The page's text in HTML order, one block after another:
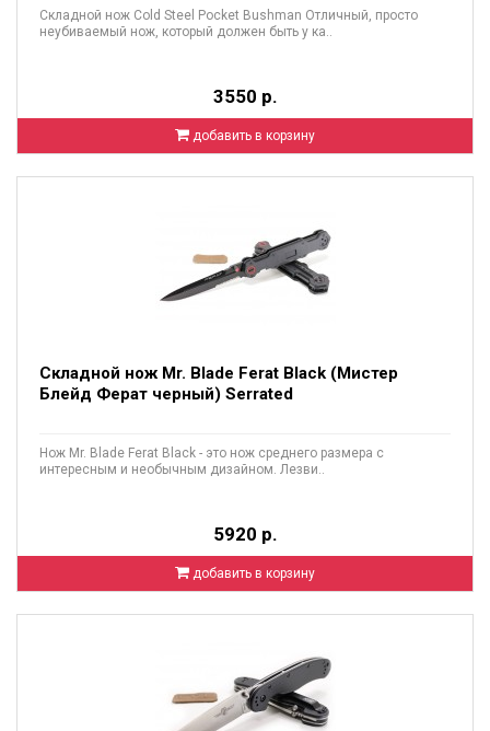
Складной нож Cold Steel Pocket Bushman Отличный, просто
неубиваемый нож, который должен быть у ка..
3550 р.
добавить в корзину
Складной нож Mr. Blade Ferat Black (Мистер
Блейд Ферат черный) Serrated
Нож Mr. Blade Ferat Black - это нож среднего размера с
интересным и необычным дизайном. Лезви..
5920 р.
добавить в корзину